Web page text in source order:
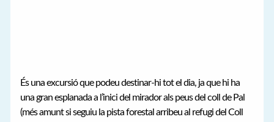
És una excursió que podeu destinar-hi tot el dia, ja que hi ha
una gran esplanada a l’inici del mirador als peus del coll de Pal
(més amunt si seguiu la pista forestal arribeu al refugi del Coll